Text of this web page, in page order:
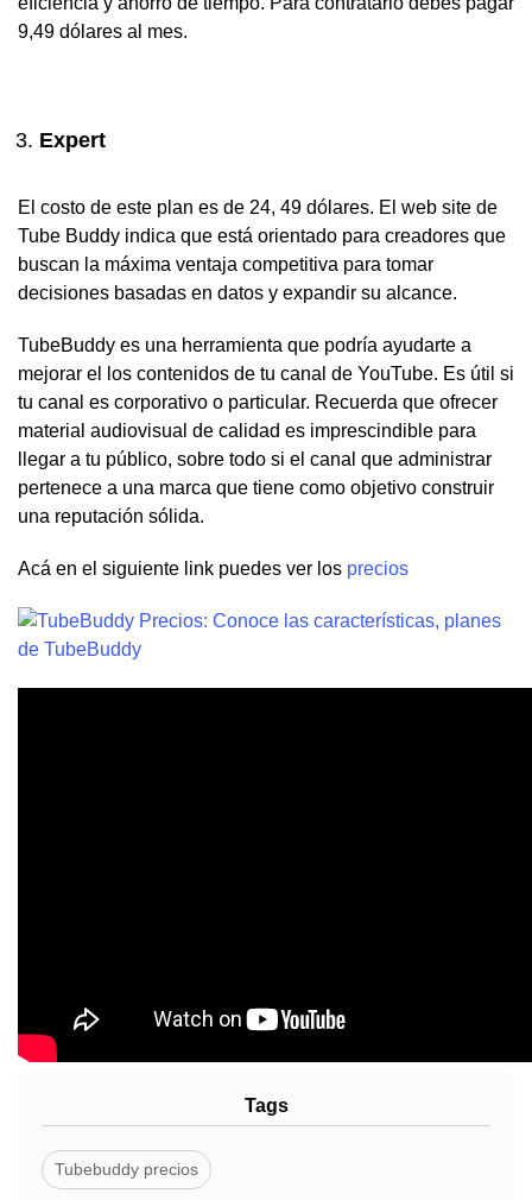
9,49 dólares al mes.
Expert
El costo de este plan es de 24, 49 dólares. El web site de
Tube Buddy indica que está orientado para creadores que
buscan la máxima ventaja competitiva para tomar
decisiones basadas en datos y expandir su alcance.
TubeBuddy es una herramienta que podría ayudarte a
mejorar el los contenidos de tu canal de YouTube. Es útil si
tu canal es corporativo o particular. Recuerda que ofrecer
material audiovisual de calidad es imprescindible para
llegar a tu público, sobre todo si el canal que administrar
pertenece a una marca que tiene como objetivo construir
una reputación sólida.
Acá en el siguiente link puedes ver los precios
Tags
Tubebuddy precios